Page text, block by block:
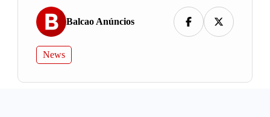
Balcao Anúncios
News